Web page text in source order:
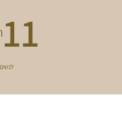
11